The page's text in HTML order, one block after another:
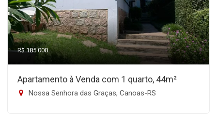
R$ 185.000
Apartamento à Venda com 1 quarto, 44m²
Nossa Senhora das Graças, Canoas-RS